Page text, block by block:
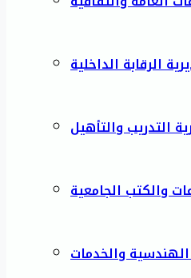
الرقابة الداخلية
التدريب والتأهيل
والكتب الجامعية
والخدمات